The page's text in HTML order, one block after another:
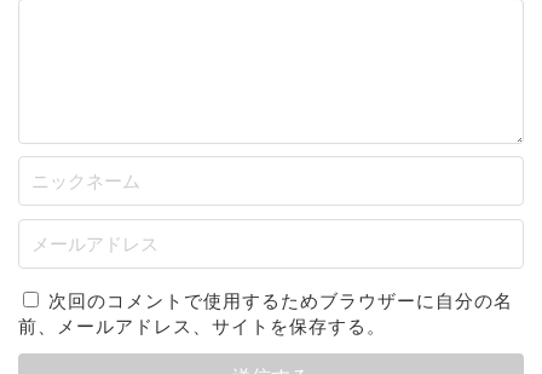
次回のコメントで使用するためブラウザーに自分の名
前、メールアドレス、サイトを保存する。